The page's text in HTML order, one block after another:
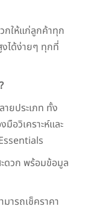
กให้แก่ลูกค้าทุก
ได้ง่ายๆ ทุกที่
?
ยประเภท ทั้ง
อวิเคราะห์และ
ดวก พร้อมข้อมูล
มารถเช็คราคา